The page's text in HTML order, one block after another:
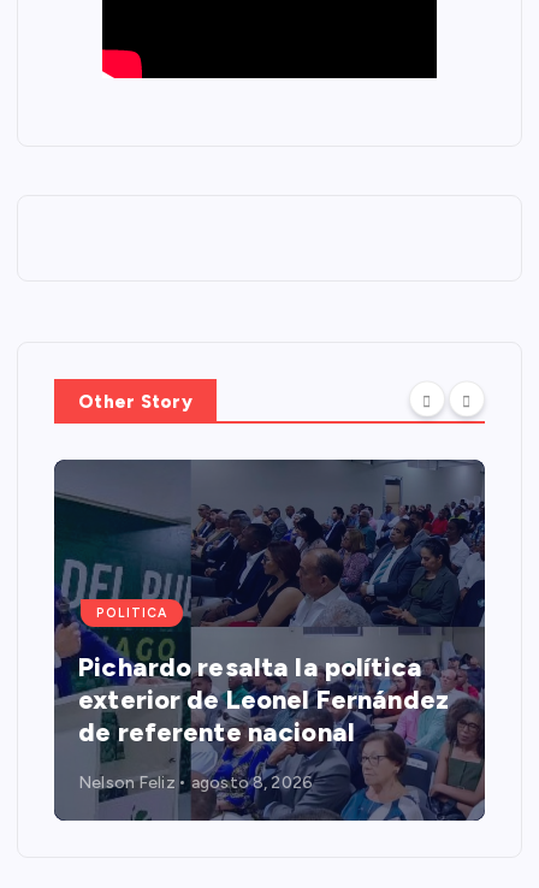
Other Story
POLITICA
Pichardo resalta la política
exterior de Leonel Fernández
de referente nacional
Nelson Feliz agosto 8, 2026